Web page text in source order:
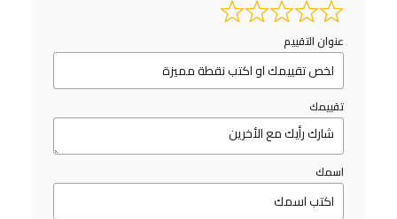
عنوان التقييم
تقييمك
اسمك